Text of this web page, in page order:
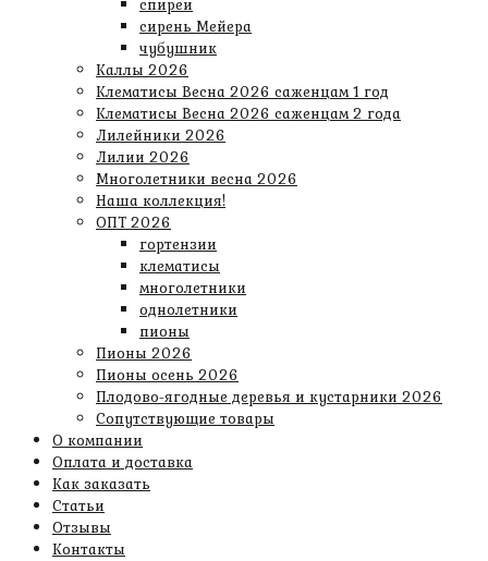
спиреи
сирень Мейера
чубушник
Каллы 2026
Клематисы Весна 2026 саженцам 1 год
Клематисы Весна 2026 саженцам 2 года
Лилейники 2026
Лилии 2026
Многолетники весна 2026
Наша коллекция!
ОПТ 2026
гортензии
клематисы
многолетники
однолетники
пионы
Пионы 2026
Пионы осень 2026
Плодово-ягодные деревья и кустарники 2026
Сопутствующие товары
О компании
Оплата и доставка
Как заказать
Статьи
Отзывы
Контакты